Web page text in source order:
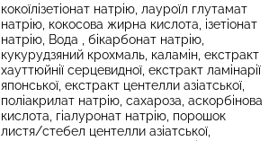
кокоїлізетіонат натрію, лауроїл глутамат
натрію, кокосова жирна кислота, ізетіонат
натрію, Вода , бікарбонат натрію,
кукурудзяний крохмаль, каламін, екстракт
хауттюйнії серцевидної, екстракт ламінарії
японської, екстракт центелли азіатської,
поліакрилат натрію, сахароза, аскорбінова
кислота, гіалуронат натрію, порошок
листя/стебел центелли азіатської,